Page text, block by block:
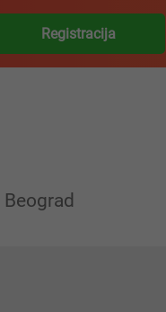
Registracija
Beograd